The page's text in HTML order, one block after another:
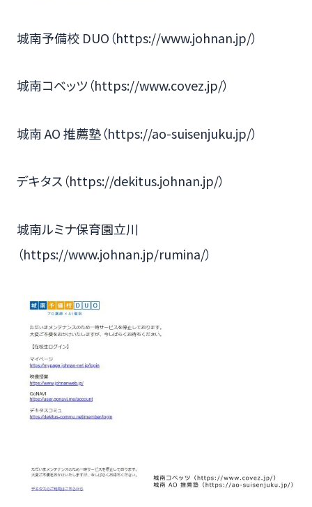
城南予備校 DUO（https://www.johnan.jp/）
城南コベッツ（https://www.covez.jp/）
城南 AO 推薦塾（https://ao-suisenjuku.jp/）
デキタス（https://dekitus.johnan.jp/）
城南ルミナ保育園立川
（https://www.johnan.jp/rumina/）